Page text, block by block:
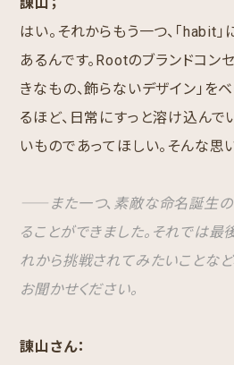
はい。それからもう一つ、「habit
あるんです。Rootのブランドコン
きなもの、飾らないデザイン」を
るほど、日常にすっと溶け込ん
いものであってほしい。そんな思
――また一つ、素敵な命名誕生の
ることができました。それでは最
れから挑戦されてみたいことな
お聞かせください。
諌山さん：